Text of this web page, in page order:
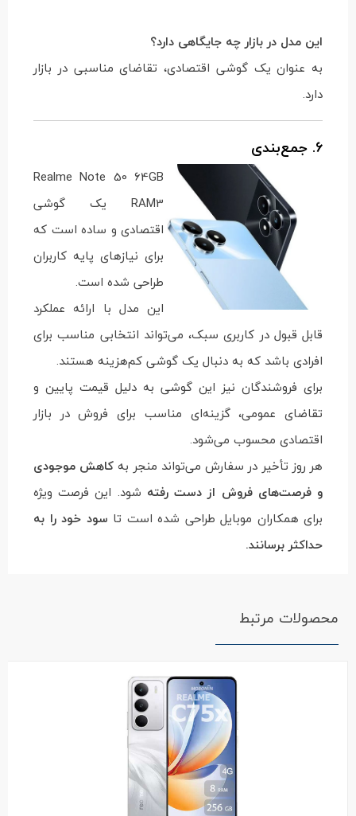
این مدل در بازار چه جایگاهی دارد؟
به عنوان یک گوشی اقتصادی، تقاضای مناسبی در بازار
دارد.
6. جمع‌بندی
Realme Note 50 64GB
RAM3 یک گوشی
اقتصادی و ساده است که
برای نیازهای پایه کاربران
طراحی شده است.
این مدل با ارائه عملکرد
قابل قبول در کاربری سبک، می‌تواند انتخابی مناسب برای
افرادی باشد که به دنبال یک گوشی کم‌هزینه هستند.
برای فروشندگان نیز این گوشی به دلیل قیمت پایین و
تقاضای عمومی، گزینه‌ای مناسب برای فروش در بازار
اقتصادی محسوب می‌شود.
هر روز تأخیر در سفارش می‌تواند منجر بهکاهش موجودی
و فرصت‌های فروش از دست رفته شود. این فرصت ویژه
برای همکاران موبایل طراحی شده است تا سود خود را به
حداکثر برسانند.
محصولات مرتبط